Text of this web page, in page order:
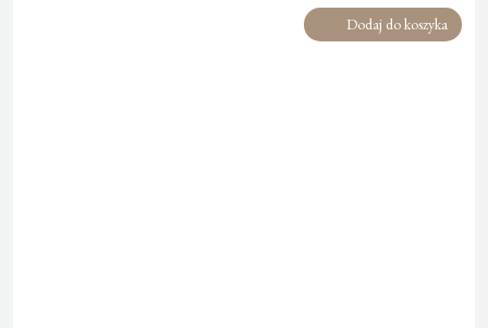
Dodaj do koszyka